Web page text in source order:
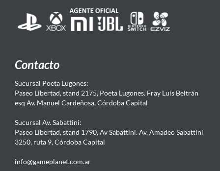
Contacto
Sucursal Poeta Lugones:
Paseo Libertad, stand 2175, Poeta Lugones. Fray Luis Beltrán
esq Av. Manuel Cardeñosa, Córdoba Capital
Sucursal Av. Sabattini:
Paseo Libertad, stand 1790, Av Sabattini. Av. Amadeo Sabattini
3250, ruta 9, Córdoba Capital
info@gameplanet.com.ar